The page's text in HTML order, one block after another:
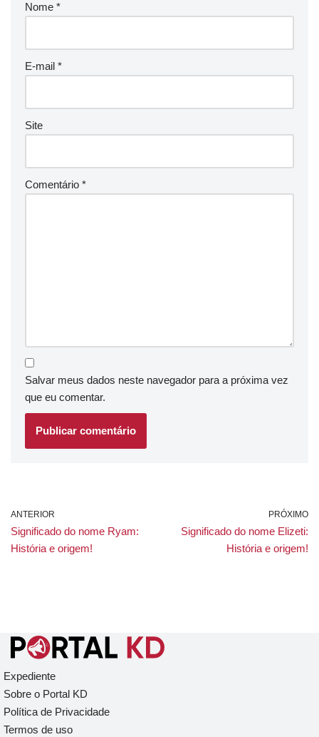
Nome *
E-mail *
Site
Comentário *
Salvar meus dados neste navegador para a próxima vez
que eu comentar.
ANTERIOR
Significado do nome Ryam:
História e origem!
PRÓXIMO
Significado do nome Elizeti:
História e origem!
Expediente
Sobre o Portal KD
Política de Privacidade
Termos de uso